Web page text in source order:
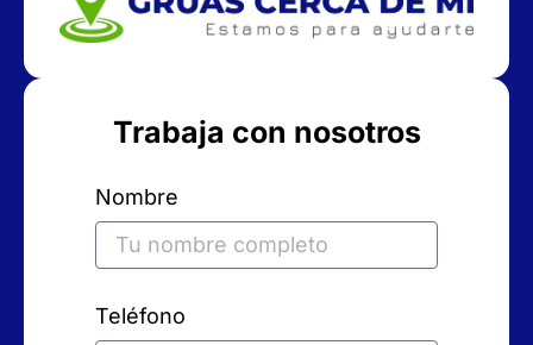
Trabaja con nosotros
Nombre
Teléfono